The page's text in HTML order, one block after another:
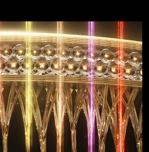
Entrega prevista9/8/26
Entrega prevista9/8/26
Entrega prevista11/8/26
Entrega prevista12/8/26